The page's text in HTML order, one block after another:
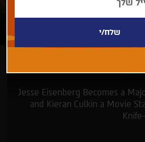
Jesse Eisenberg Becomes a
and Kieran Culkin a Movie